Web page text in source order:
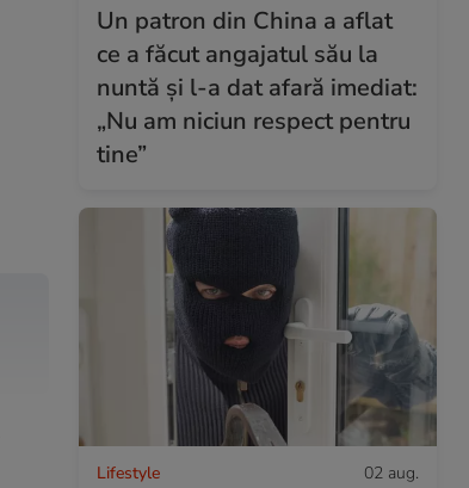
Un patron din China a aflat
ce a făcut angajatul său la
nuntă și l-a dat afară imediat:
„Nu am niciun respect pentru
tine”
Lifestyle 02 aug.